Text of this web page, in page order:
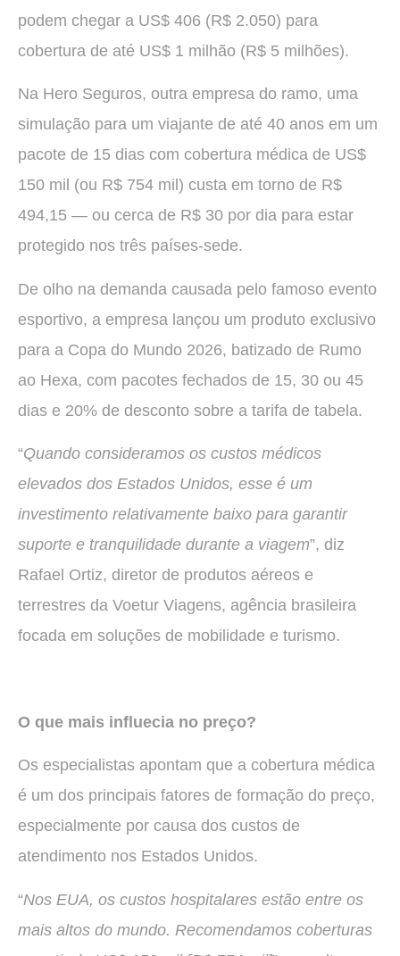
podem chegar a US$ 406 (R$ 2.050) para
cobertura de até US$ 1 milhão (R$ 5 milhões).
Na Hero Seguros, outra empresa do ramo, uma
simulação para um viajante de até 40 anos em um
pacote de 15 dias com cobertura médica de US$
150 mil (ou R$ 754 mil) custa em torno de R$
494,15 — ou cerca de R$ 30 por dia para estar
protegido nos três países-sede.
De olho na demanda causada pelo famoso evento
esportivo, a empresa lançou um produto exclusivo
para a Copa do Mundo 2026, batizado de Rumo
ao Hexa, com pacotes fechados de 15, 30 ou 45
dias e 20% de desconto sobre a tarifa de tabela.
“Quando consideramos os custos médicos
elevados dos Estados Unidos, esse é um
investimento relativamente baixo para garantir
suporte e tranquilidade durante a viagem”, diz
Rafael Ortiz, diretor de produtos aéreos e
terrestres da Voetur Viagens, agência brasileira
focada em soluções de mobilidade e turismo.
O que mais influecia no preço?
Os especialistas apontam que a cobertura médica
é um dos principais fatores de formação do preço,
especialmente por causa dos custos de
atendimento nos Estados Unidos.
“Nos EUA, os custos hospitalares estão entre os
mais altos do mundo. Recomendamos coberturas